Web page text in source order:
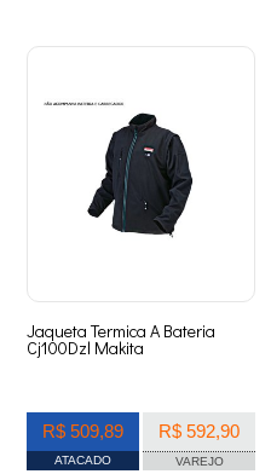
Jaqueta Termica A Bateria
Cj100Dzl Makita
R$ 509,89
ATACADO
R$ 592,90
VAREJO